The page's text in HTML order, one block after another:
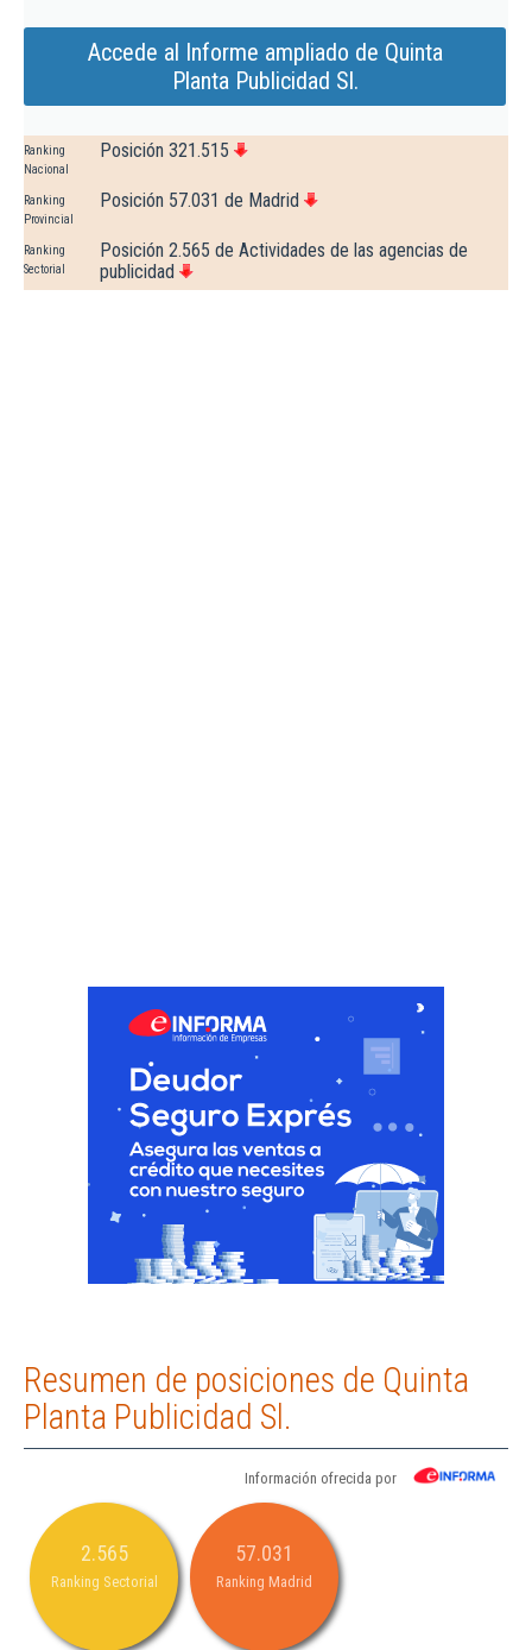
Accede al Informe ampliado de Quinta
Planta Publicidad Sl.
Ranking
Nacional
Posición 321.515
Ranking
Provincial
Posición 57.031 de Madrid
Ranking
Sectorial
Posición 2.565 de Actividades de las agencias de
publicidad
Resumen de posiciones de Quinta
Planta Publicidad Sl.
Información ofrecida por
2.565
Ranking Sectorial
57.031
Ranking Madrid